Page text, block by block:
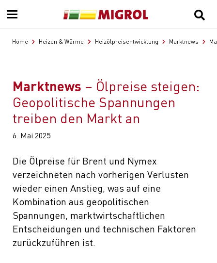
Home Heizen & Wärme Heizölpreisentwicklung Marktnews
Marktnews
Ölpreise steigen:
Geopolitische Spannungen
treiben den Markt an
6. Mai 2025
Die Ölpreise für Brent und Nymex
verzeichneten nach vorherigen Verlusten
wieder einen Anstieg, was auf eine
Kombination aus geopolitischen
Spannungen, marktwirtschaftlichen
Entscheidungen und technischen Faktoren
zurückzuführen ist.